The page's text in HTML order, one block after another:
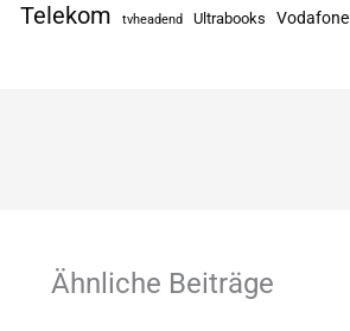
Telekom tvheadend Ultrabooks Vodafone
Ähnliche Beiträge